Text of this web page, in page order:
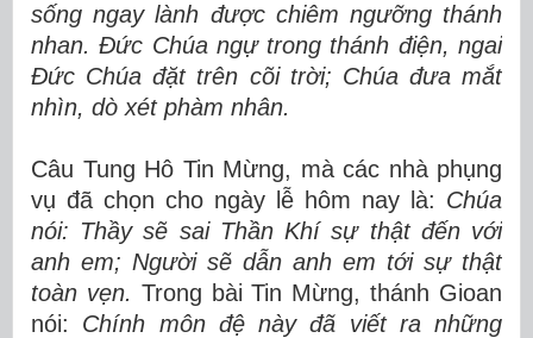
sống ngay lành được chiêm ngưỡng thánh
nhan. Đức Chúa ngự trong thánh điện, ngai
Đức Chúa đặt trên cõi trời; Chúa đưa mắt
nhìn, dò xét phàm nhân.
Câu Tung Hô Tin Mừng, mà các nhà phụng
vụ đã chọn cho ngày lễ hôm nay là: Chúa
nói: Thầy sẽ sai Thần Khí sự thật đến với
anh em; Người sẽ dẫn anh em tới sự thật
toàn vẹn. Trong bài Tin Mừng, thánh Gioan
nói: Chính môn đệ này đã viết ra những